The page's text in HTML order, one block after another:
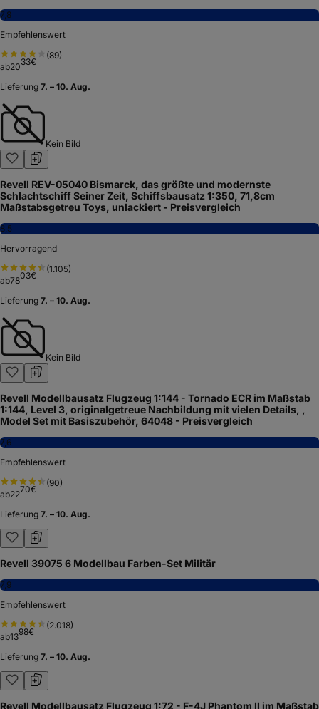
7,8
Empfehlenswert
(89)
ab2033€
Lieferung 7. – 10. Aug.
Kein Bild
Revell REV-05040 Bismarck, das größte und modernste
Schlachtschiff Seiner Zeit, Schiffsbausatz 1:350, 71,8cm
Maßstabsgetreu Toys, unlackiert - Preisvergleich
8,5
Hervorragend
(1.105)
ab7803€
Lieferung 7. – 10. Aug.
Kein Bild
Revell Modellbausatz Flugzeug 1:144 - Tornado ECR im Maßstab
1:144, Level 3, originalgetreue Nachbildung mit vielen Details, ,
Model Set mit Basiszubehör, 64048 - Preisvergleich
7,6
Empfehlenswert
(90)
ab2270€
Lieferung 7. – 10. Aug.
Revell 39075 6 Modellbau Farben-Set Militär
7,9
Empfehlenswert
(2.018)
ab1398€
Lieferung 7. – 10. Aug.
Revell Modellbausatz Flugzeug 1:72 - F-4J Phantom II im Maßstab